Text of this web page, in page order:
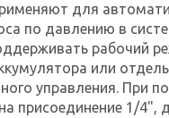
для
по давлению в
рабочий
или
управления. При
присоединение 1/4",